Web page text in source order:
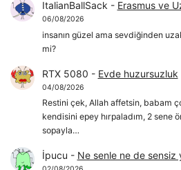
ItalianBallSack - Erasmus ve
06/08/2026
insanın güzel ama sevdiğinden
mi?
RTX 5080 - Evde huzursuzluk
04/08/2026
Restini çek, Allah affetsin, babam
kendisini epey hırpaladım, 2 sene
sopayla…
İpucu - Ne senle ne de sensiz